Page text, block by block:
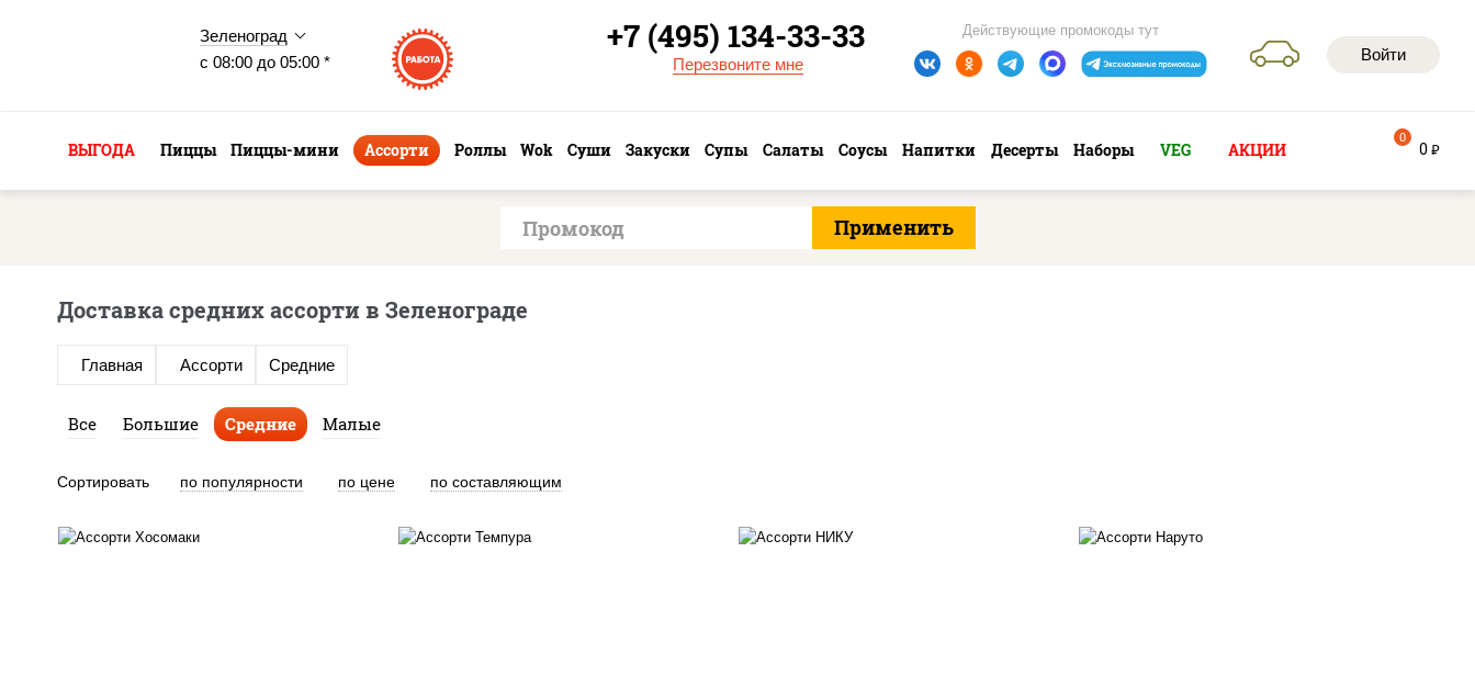
Зеленоград
с 08:00 до 05:00 *
Войти
Действующие промокоды тут
+7 (495) 134-33-33
Перезвоните мне
ВЫГОДА Пиццы Пиццы-мини Ассорти Роллы Wok Суши Закуски Супы Салаты Соусы Напитки Десерты Наборы VEG АКЦИИ 0 руб
0
Доставка средних ассорти в Зеленограде
Главная Ассорти Средние
Все Большие Средние Малые
Сортировать по популярности по цене по составляющим